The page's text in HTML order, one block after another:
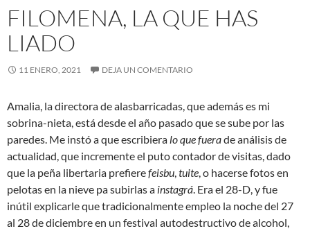
FILOMENA, LA QUE HAS
LIADO
11 ENERO, 2021 DEJA UN COMENTARIO
Amalia, la directora de alasbarricadas, que además es mi
sobrina-nieta, está desde el año pasado que se sube por las
paredes. Me instó a que escribiera lo que fuerade análisis de
actualidad, que incremente el puto contador de visitas, dado
que la peña libertaria prefierefeisbu tuite , o hacerse fotos en
pelotas en la nieve pa subirlas a instagrá . Era el 28-D, y fue
inútil explicarle que tradicionalmente empleo la noche del 27
al 28 de diciembre en un festival autodestructivo de alcohol,